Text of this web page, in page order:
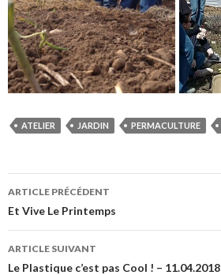
ATELIER JARDIN PERMACULTURE
Navigation
des
articles
ARTICLE PRÉCÉDENT
Et Vive Le Printemps
ARTICLE SUIVANT
Le Plastique c’est pas Cool ! – 11.04.2018